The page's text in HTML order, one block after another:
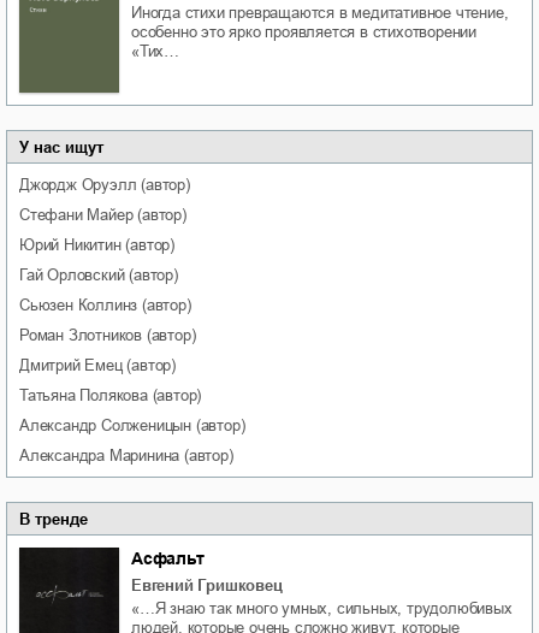
Иногда стихи превращаются в медитативное чтение,
особенно это ярко проявляется в стихотворении
«Тих…
У нас ищут
Джордж Оруэлл (автор)
Стефани Майер(автор)
Юрий Никитин(автор)
Гай Орловский(автор)
Сьюзен Коллинз (автор)
Роман Злотников (автор)
Дмитрий Емец(автор)
Татьяна Полякова(автор)
Александр Солженицын (автор)
Александра Маринина (автор)
В тренде
Асфальт
Евгений Гришковец
«…Я знаю так много умных, сильных, трудолюбивых
людей, которые очень сложно живут, которые